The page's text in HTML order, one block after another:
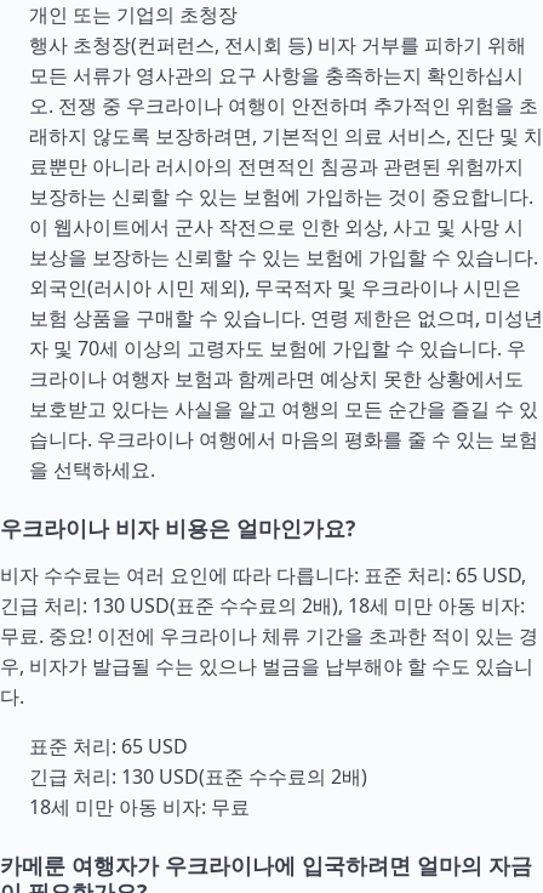
개인 또는 기업의 초청장
행사 초청장(컨퍼런스, 전시회 등) 비자 거부를 피하기 위해
모든 서류가 영사관의 요구 사항을 충족하는지 확인하십시
오. 전쟁 중 우크라이나 여행이 안전하며 추가적인 위험을 초
래하지 않도록 보장하려면, 기본적인 의료 서비스, 진단 및 치
료뿐만 아니라 러시아의 전면적인 침공과 관련된 위험까지
보장하는 신뢰할 수 있는 보험에 가입하는 것이 중요합니다.
이 웹사이트에서 군사 작전으로 인한 외상, 사고 및 사망 시
보상을 보장하는 신뢰할 수 있는 보험에 가입할 수 있습니다.
외국인(러시아 시민 제외), 무국적자 및 우크라이나 시민은
보험 상품을 구매할 수 있습니다. 연령 제한은 없으며, 미성년
자 및 70세 이상의 고령자도 보험에 가입할 수 있습니다. 우
크라이나 여행자 보험과 함께라면 예상치 못한 상황에서도
보호받고 있다는 사실을 알고 여행의 모든 순간을 즐길 수 있
습니다. 우크라이나 여행에서 마음의 평화를 줄 수 있는 보험
을 선택하세요.
우크라이나 비자 비용은 얼마인가요?
비자 수수료는 여러 요인에 따라 다릅니다: 표준 처리: 65 USD,
긴급 처리: 130 USD(표준 수수료의 2배), 18세 미만 아동 비자:
무료. 중요! 이전에 우크라이나 체류 기간을 초과한 적이 있는 경
우, 비자가 발급될 수는 있으나 벌금을 납부해야 할 수도 있습니
다.
표준 처리: 65 USD
긴급 처리: 130 USD(표준 수수료의 2배)
18세 미만 아동 비자: 무료
카메룬 여행자가 우크라이나에 입국하려면 얼마의 자금